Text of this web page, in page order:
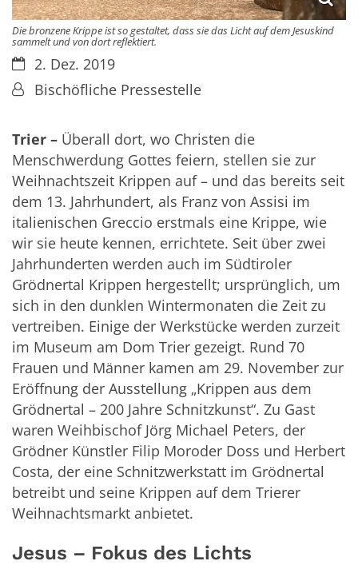
Die bronzene Krippe ist so gestaltet, dass sie das Licht auf dem Jesuskind
sammelt und von dort reflektiert.
Datum:2. Dez. 2019
Von:Bischöfliche Pressestelle
Trier – Überall dort, wo Christen die
Menschwerdung Gottes feiern, stellen sie zur
Weihnachtszeit Krippen auf – und das bereits seit
dem 13. Jahrhundert, als Franz von Assisi im
italienischen Greccio erstmals eine Krippe, wie
wir sie heute kennen, errichtete. Seit über zwei
Jahrhunderten werden auch im Südtiroler
Grödnertal Krippen hergestellt; ursprünglich, um
sich in den dunklen Wintermonaten die Zeit zu
vertreiben. Einige der Werkstücke werden zurzeit
im Museum am Dom Trier gezeigt. Rund 70
Frauen und Männer kamen am 29. November zur
Eröffnung der Ausstellung „Krippen aus dem
Grödnertal – 200 Jahre Schnitzkunst“. Zu Gast
waren Weihbischof Jörg Michael Peters, der
Grödner Künstler Filip Moroder Doss und Herbert
Costa, der eine Schnitzwerkstatt im Grödnertal
betreibt und seine Krippen auf dem Trierer
Weihnachtsmarkt anbietet.
Jesus – Fokus des Lichts